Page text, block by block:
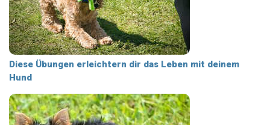
Diese Übungen erleichtern dir das Leben mit deinem
Hund